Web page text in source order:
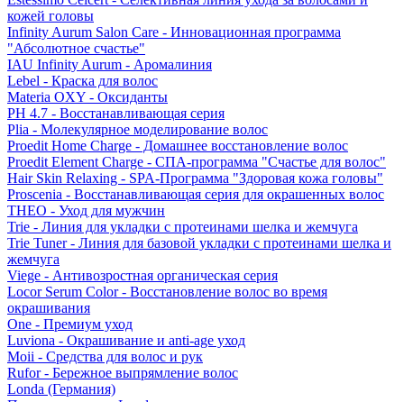
кожей головы
Infinity Aurum Salon Care - Инновационная программа
"Абсолютное счастье"
IAU Infinity Aurum - Аромалиния
Lebel - Краска для волос
Materia OXY - Оксиданты
PH 4.7 - Восстанавливающая серия
Plia - Молекулярное моделирование волос
Proedit Home Charge - Домашнее восстановление волос
Proedit Element Charge - СПА-программа "Счастье для волос"
Hair Skin Relaxing - SPA-Программа "Здоровая кожа головы"
Proscenia - Восстанавливающая серия для окрашенных волос
THEO - Уход для мужчин
Trie - Линия для укладки с протеинами шелка и жемчуга
Trie Tuner - Линия для базовой укладки с протеинами шелка и
жемчуга
Viege - Антивозростная органическая серия
Locor Serum Color - Восстановление волос во время
окрашивания
One - Премиум уход
Luviona - Окрашивание и anti-age уход
Moii - Средства для волос и рук
Rufor - Бережное выпрямление волос
Londa (Германия)